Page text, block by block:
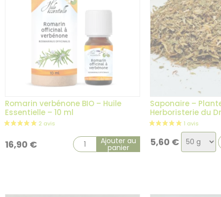
Romarin verbénone BIO – Huile
Essentielle – 10 ml
16,90 € Ajouter au
panier
Saponaire –
Herboristerie du
5,60 € Choix
de